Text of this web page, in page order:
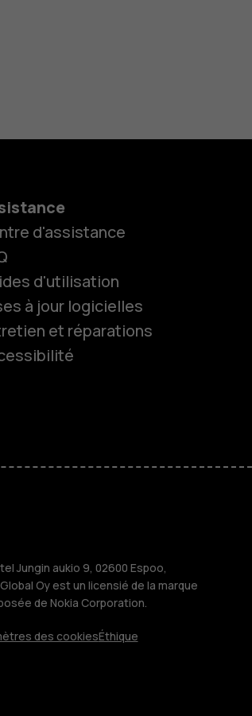
d'assistance
d'utilisation
à jour logicielles
et réparations
Jungin aukio 9, 02600 Espoo,
Oy est un licensié de la marque
de Nokia Corporation.
des cookiesÉthique